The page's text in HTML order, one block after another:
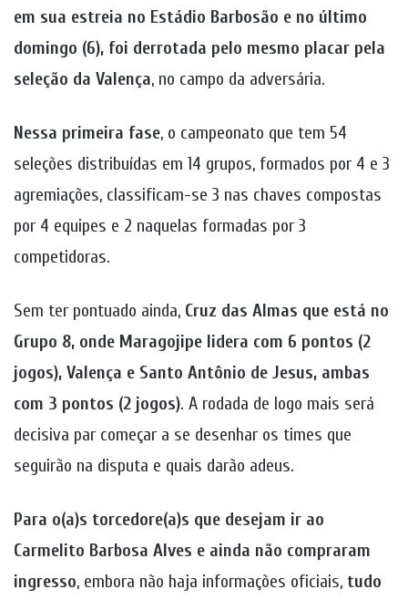
em sua estreia no Estádio Barbosão e no último
domingo (6), foi derrotada pelo mesmo placar pela
seleção da Valença, no campo da adversária.
Nessa primeira fase, o campeonato que tem 54
seleções distribuídas em 14 grupos, formados por 4 e 3
agremiações, classificam-se 3 nas chaves compostas
por 4 equipes e 2 naquelas formadas por 3
competidoras.
Sem ter pontuado ainda, Cruz das Almas que está no
Grupo 8, onde Maragojipe lidera com 6 pontos (2
jogos), Valença e Santo Antônio de Jesus, ambas
com 3 pontos (2 jogos). A rodada de logo mais será
decisiva par começar a se desenhar os times que
seguirão na disputa e quais darão adeus.
Para o(a)s torcedore(a)s que desejam ir ao
Carmelito Barbosa Alves e ainda não compraram
ingresso, embora não haja informações oficiais, tudo